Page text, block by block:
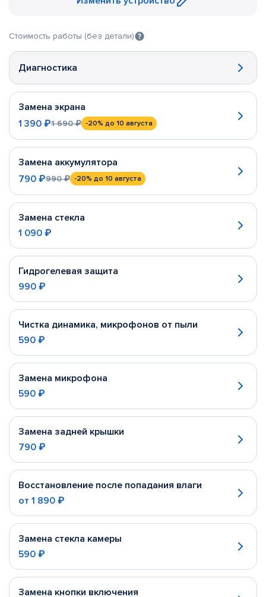
Стоимость работы (без детали)
Диагностика
Замена экрана
1 390 ₽1 690 ₽ -20% до 10 августа
Замена аккумулятора
790 ₽990 ₽ -20% до 10 августа
Замена стекла
1 090 ₽
Гидрогелевая защита
990 ₽
Чистка динамика, микрофонов от пыли
590 ₽
Замена микрофона
590 ₽
Замена задней крышки
790 ₽
Восстановление после попадания влаги
от 1 890 ₽
Замена стекла камеры
590 ₽
Замена кнопки включения